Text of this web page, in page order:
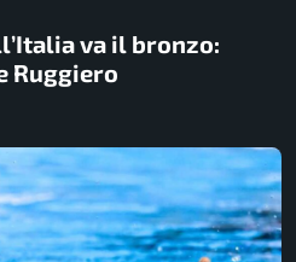
va il bronzo:
Ruggiero